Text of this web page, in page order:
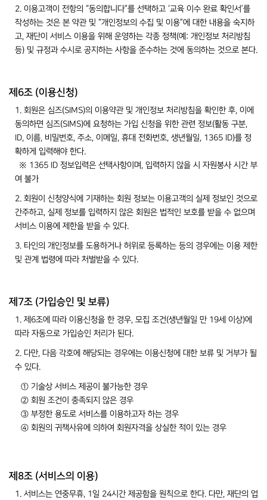
2. 이용고객이 전항의 “동의합니다”를 선택하고 ‘교육 이수 완료 확인서’를
작성하는 것은 본 약관 및 “개인정보의 수집 및 이용”에 대한 내용을 숙지하
고, 재단이 서비스 이용을 위해 운영하는 각종 정책(예: 개인정보 처리방침
등) 및 규정과 수시로 공지하는 사항을 준수하는 것에 동의하는 것으로 본다.
제6조 (이용신청)
1. 회원은 심즈(SIMS)의 이용약관 및 개인정보 처리방침을 확인한 후, 이에
동의하면 심즈(SIMS)에 요청하는 가입 신청을 위한 관련 정보(활동 구분,
ID, 이름, 비밀번호, 주소, 이메일, 휴대 전화번호, 생년월일, 1365 ID)를 정
확하게 입력해야 한다.
※ 1365 ID 정보입력은 선택사항이며, 입력하지 않을 시 자원봉사 시간 부
여 불가
2. 회원이 신청양식에 기재하는 회원 정보는 이용고객의 실제 정보인 것으로
간주하고, 실제 정보를 입력하지 않은 회원은 법적인 보호를 받을 수 없으며
서비스 이용에 제한을 받을 수 있다.
3. 타인의 개인정보를 도용하거나 허위로 등록하는 등의 경우에는 이용 제한
및 관계 법령에 따라 처벌받을 수 있다.
제7조 (가입승인 및 보류)
1. 제6조에 따라 이용신청을 한 경우, 모집 조건(생년월일 만 19세 이상)에
따라 자동으로 가입승인 처리가 된다.
2. 다만, 다음 각호에 해당되는 경우에는 이용신청에 대한 보류 및 거부가 될
수 있다.
① 기술상 서비스 제공이 불가능한 경우
② 회원 조건이 충족되지 않은 경우
③ 부정한 용도로 서비스를 이용하고자 하는 경우
④ 회원의 귀책사유에 의하여 회원자격을 상실한 적이 있는 경우
제8조 (서비스의 이용)
1. 서비스는 연중무휴, 1일 24시간 제공함을 원칙으로 한다. 다만, 재단의 업